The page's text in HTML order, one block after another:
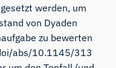
werden, um
von Dyaden
zu bewerten
abs/10.1145/313